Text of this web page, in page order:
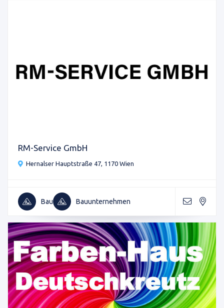
RM-Service GmbH
Hernalser Hauptstraße 47, 1170 Wien
Bau Bauunternehmen